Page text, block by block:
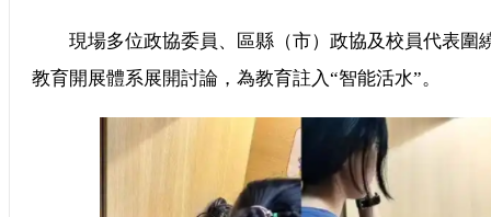
現場多位政協委員、區縣（市）政協及校員代表圍
教育開展體系展開討論，為教育註入“智能活水”。